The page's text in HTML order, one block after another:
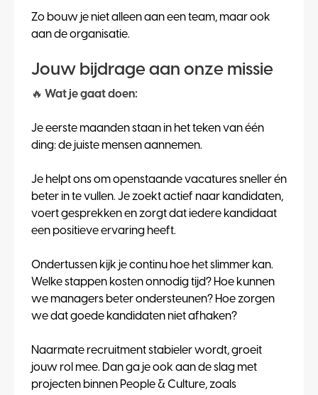
Zo bouw je niet alleen aan een team, maar ook
aan de organisatie.
Jouw bijdrage aan onze missie
🔥 Wat je gaat doen:
Je eerste maanden staan in het teken van één
ding: de juiste mensen aannemen.
Je helpt ons om openstaande vacatures sneller én
beter in te vullen. Je zoekt actief naar kandidaten,
voert gesprekken en zorgt dat iedere kandidaat
een positieve ervaring heeft.
Ondertussen kijk je continu hoe het slimmer kan.
Welke stappen kosten onnodig tijd? Hoe kunnen
we managers beter ondersteunen? Hoe zorgen
we dat goede kandidaten niet afhaken?
Naarmate recruitment stabieler wordt, groeit
jouw rol mee. Dan ga je ook aan de slag met
projecten binnen People & Culture, zoals